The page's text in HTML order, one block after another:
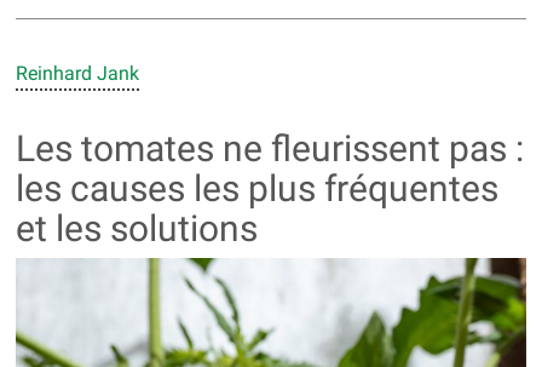
Reinhard Jank
Les tomates ne fleurissent pas :
les causes les plus fréquentes
et les solutions